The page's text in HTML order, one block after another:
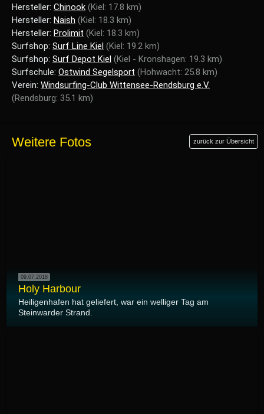
Hersteller: Chinook (Kiel: 17.8 km)
Hersteller: Naish (Kiel: 18.3 km)
Hersteller: Prolimit (Kiel: 18.3 km)
Surfshop: Surf Line Kiel (Kiel: 19.2 km)
Surfshop: Surf Depot Kiel (Kiel - Kronshagen: 19.3 km)
Surfschule: Ostwind Segelsport (Hohwacht: 25.8 km)
Verein: Windsurfing-Club Wittensee-Rendsburg e.V.
(Rendsburg: 35.1 km)
Weitere Fotos zurück zur Übersicht
09.07.2018
Holy Harbour
Heiligenhafen hat geliefert, war ein welliger Tag am
Steinwarder Strand.